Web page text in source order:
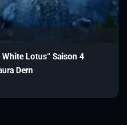
Lotus” Saison 4
Dern